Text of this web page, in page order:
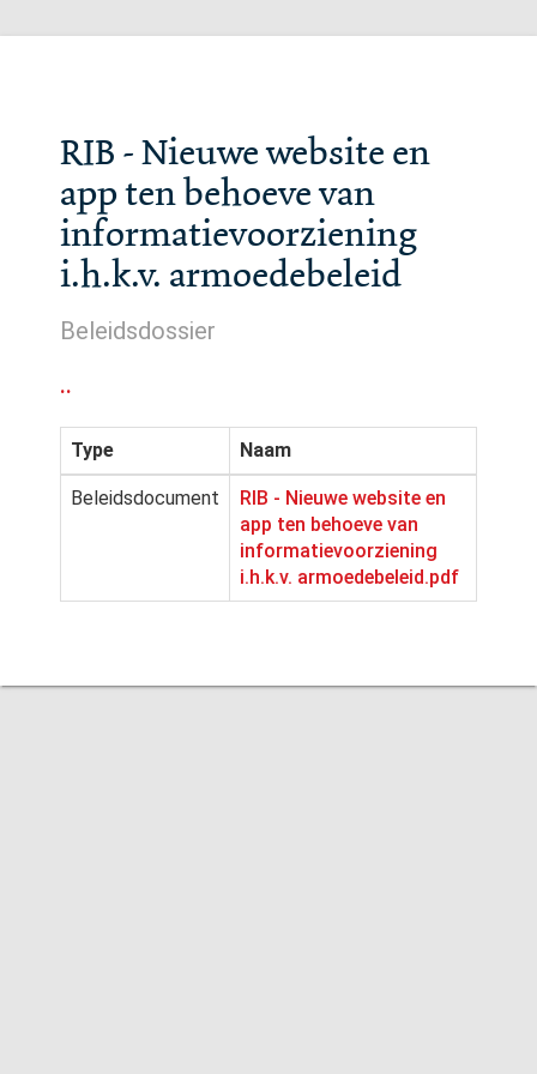
RIB - Nieuwe website en
app ten behoeve van
informatievoorziening
i.h.k.v. armoedebeleid
Beleidsdossier
..
Type Naam
Beleidsdocument
RIB - Nieuwe website en
app ten behoeve van
informatievoorziening
i.h.k.v. armoedebeleid.pdf